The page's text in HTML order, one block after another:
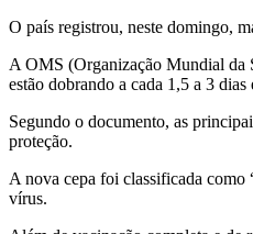
O país registrou, neste domingo,
A OMS (Organização Mundial da
estão dobrando a cada 1,5 a 3
Segundo o documento, as
proteção.
A nova cepa foi classificada como
vírus.